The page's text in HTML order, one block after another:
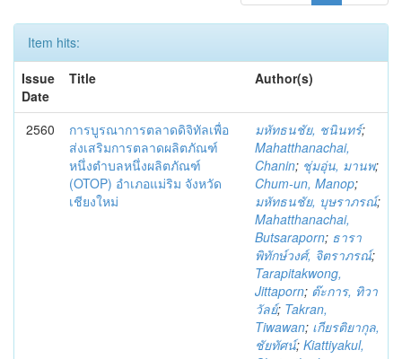
Item hits:
Issue
Date
Title Author(s)
2560
การบูรณาการตลาดดิจิทัลเพื่อ
ส่งเสริมการตลาดผลิตภัณฑ์
หนึ่งตำบลหนึ่งผลิตภัณฑ์
(OTOP) อำเภอแม่ริม จังหวัด
เชียงใหม่
มหัทธนชัย, ชนินทร์;
Mahatthanachai,
Chanin; ชุ่มอุ่น, มานพ;
Chum-un, Manop;
มหัทธนชัย, บุษราภรณ์;
Mahatthanachai,
Butsaraporn; ธารา
พิทักษ์วงศ์, จิตราภรณ์;
Tarapitakwong,
Jittaporn; ต๊ะการ, ทิวา
วัลย์; Takran,
Tiwawan; เกียรติยากุล,
ชัยทัศน์; Kiattiyakul,